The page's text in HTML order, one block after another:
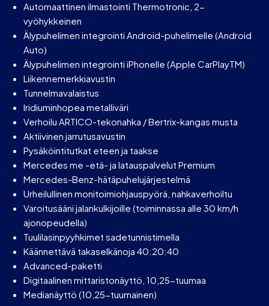
Automaattinen ilmastointi Thermotronic, 2-
vyöhykkeinen
Älypuhelimen integrointi Android-puhelimelle (Android
Auto)
Älypuhelimen integrointi iPhonelle (Apple CarPlayTM)
Liikennemerkkiavustin
Tunnelmavalaistus
Iridiuminhopea metalliväri
Verhoilu ARTICO-tekonahka / Bertrix-kangas musta
Aktiivinen jarrutusavustin
Pysäköintitutkat eteen ja taakse
Mercedes me -etä- ja latauspalvelut Premium
Mercedes-Benz-hätäpuhelujärjestelmä
Urheilullinen monitoimiohjauspyörä, nahkaverhoiltu
Varoitusääni jalankulkijoille (toiminnassa alle 30 km/h
ajonopeudella)
Tuulilasinpyyhkimet sadetunnistimella
Käännettävä takaselkänoja 40:20:40
Advanced-paketti
Digitaalinen mittaristonäyttö, 10,25-tuumaa
Medianäyttö (10,25-tuumainen)